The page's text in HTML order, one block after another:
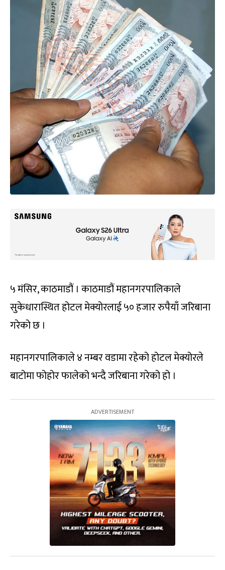
५ मंसिर, काठमाडौं । काठमाडौं महानगरपालिकाले
सुकेधारास्थित होटल मेक्योरलाई ५० हजार रुपैयाँ जरिबाना
गरेको छ ।
महानगरपालिकाले ४ नम्बर वडामा रहेको होटल मेक्योरले
बाटोमा फोहोर फालेको भन्दै जरिबाना गरेको हो ।